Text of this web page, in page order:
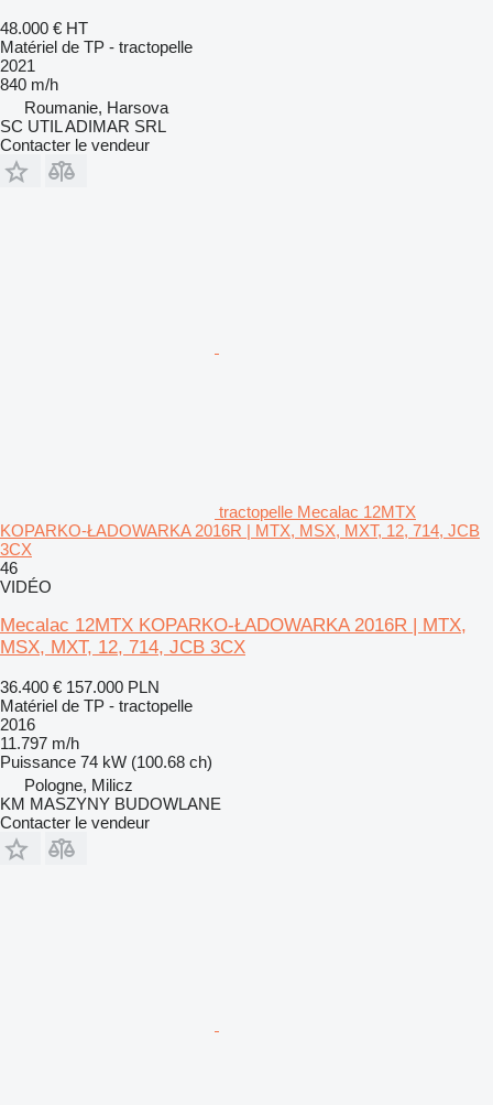
48.000 € HT
Matériel de TP - tractopelle
2021
840 m/h
Roumanie, Harsova
SC UTIL ADIMAR SRL
Contacter le vendeur
tractopelle Mecalac 12MTX
KOPARKO-ŁADOWARKA 2016R | MTX, MSX, MXT, 12, 714, JCB
3CX
46
VIDÉO
Mecalac 12MTX KOPARKO-ŁADOWARKA 2016R | MTX,
MSX, MXT, 12, 714, JCB 3CX
36.400 € 157.000 PLN
Matériel de TP - tractopelle
2016
11.797 m/h
Puissance 74 kW (100.68 ch)
Pologne, Milicz
KM MASZYNY BUDOWLANE
Contacter le vendeur